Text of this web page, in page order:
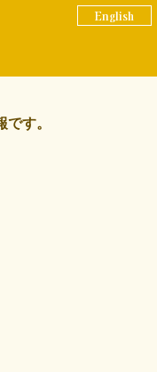
English
です。